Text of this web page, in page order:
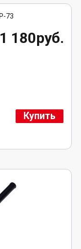
1 180руб.
Купить